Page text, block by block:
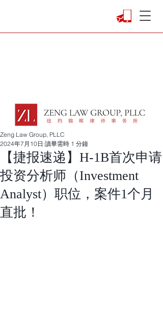
【捷报速递】H-1B首次申请
投资分析师（Investment
Analyst）职位，案件1个月
直批！
Zeng Law Group, PLLC
2024年7月10日 讀畢需時 1 分鐘